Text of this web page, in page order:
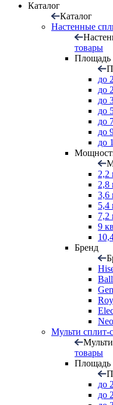
Каталог
Каталог
Настенные
товары
Площадь
до
до
до
до
до
до
до
2,2
2,8
3,6
5,4
7,2
9
Бренд
Мульти сплит-
товары
Площадь
до
до